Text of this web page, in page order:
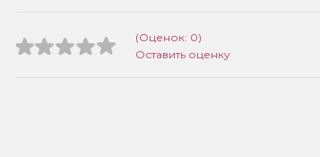
(Оценок: 0)
Оставить оценку